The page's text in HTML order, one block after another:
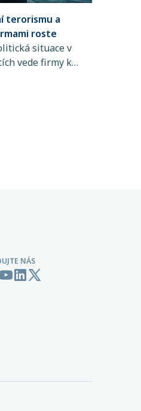
terorismu a
roste
situace v
vede firmy k
NÁS